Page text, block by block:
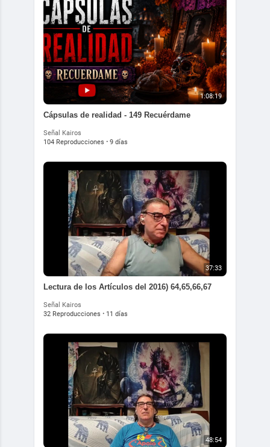
1:08:19
Cápsulas de realidad - 149 Recuérdame
Señal Kairos
104 Reproducciones · 9 días
37:33
Lectura de los Artículos del 2016) 64,65,66,67
Señal Kairos
32 Reproducciones · 11 días
48:54